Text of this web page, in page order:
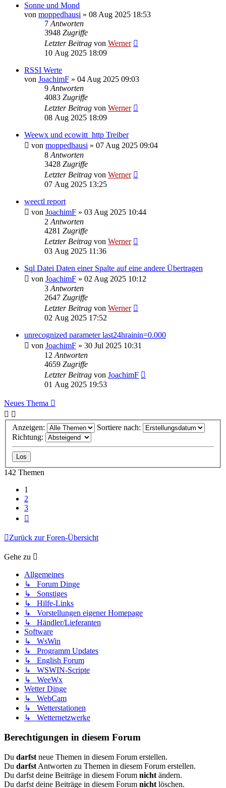
Sonne und Mond
von moppedhausi » 08 Aug 2025 18:53
7 Antworten
3948 Zugriffe
Letzter Beitrag von Werner
10 Aug 2025 18:09
RSSI Werte
von JoachimF » 04 Aug 2025 09:03
9 Antworten
4083 Zugriffe
Letzter Beitrag von Werner
08 Aug 2025 18:09
Weewx und ecowitt_http Treiber
von moppedhausi » 07 Aug 2025 09:04
8 Antworten
3428 Zugriffe
Letzter Beitrag von Werner
07 Aug 2025 13:25
weectl report
von JoachimF » 03 Aug 2025 10:44
2 Antworten
4281 Zugriffe
Letzter Beitrag von Werner
03 Aug 2025 11:36
Sql Datei Daten einer Spalte auf eine andere Übertragen
von JoachimF » 02 Aug 2025 10:12
3 Antworten
2647 Zugriffe
Letzter Beitrag von Werner
02 Aug 2025 17:52
unrecognized parameter last24hrainin=0.000
von JoachimF » 30 Jul 2025 10:31
12 Antworten
4659 Zugriffe
Letzter Beitrag von JoachimF
01 Aug 2025 19:53
Neues Thema
Anzeigen:
Sortiere nach:
Richtung:
142 Themen
1
2
3
Zurück zur Foren-Übersicht
Gehe zu
Allgemeines
↳ Forum Dinge
↳ Sonstiges
↳ Hilfe-Links
↳ Vorstellungen eigener Homepage
↳ Händler/Lieferanten
Software
↳ WsWin
↳ Programm Updates
↳ English Forum
↳ WSWIN-Scripte
↳ WeeWx
Wetter Dinge
↳ WebCam
↳ Wetterstationen
↳ Wetternetzwerke
Berechtigungen in diesem Forum
Du darfst neue Themen in diesem Forum erstellen.
Du darfst Antworten zu Themen in diesem Forum erstellen.
Du darfst deine Beiträge in diesem Forum nicht ändern.
Du darfst deine Beiträge in diesem Forum nicht löschen.